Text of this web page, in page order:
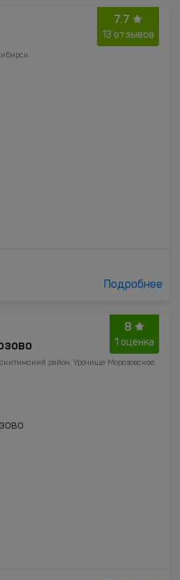
7.7
13 отзывов
Подробнее
8
1 оценка
район, Урочище Морозовское,